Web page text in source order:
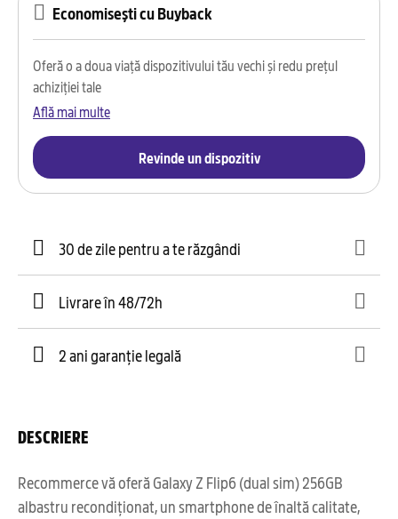
Economisești cu Buyback
Oferă o a doua viață dispozitivului tău vechi și redu prețul
achiziției tale
Află mai multe
Revinde un dispozitiv
30 de zile pentru a te răzgândi
Livrare în 48/72h
2 ani garanție legală
DESCRIERE
Recommerce vă oferă Galaxy Z Flip6 (dual sim) 256GB
albastru recondiționat, un smartphone de înaltă calitate,